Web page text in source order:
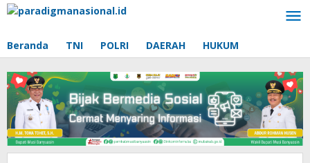
Lewati
Beranda TNI POLRI DAERAH HUKUM